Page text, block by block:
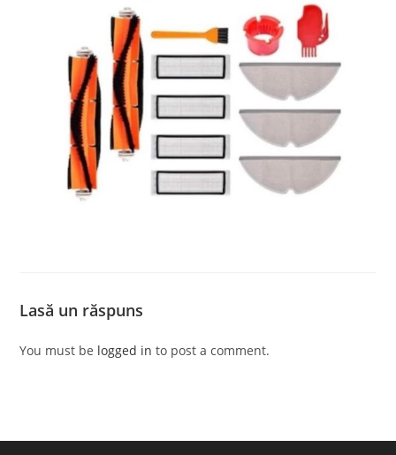
Lasă un răspuns
You must be logged in to post a comment.